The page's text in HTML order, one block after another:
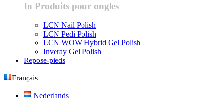
In Produits pour ongles
LCN Nail Polish
LCN Pedi Polish
LCN WOW Hybrid Gel Polish
Inveray Gel Polish
Repose-pieds
Français
Nederlands